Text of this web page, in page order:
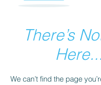
There’s
We can’t find the page